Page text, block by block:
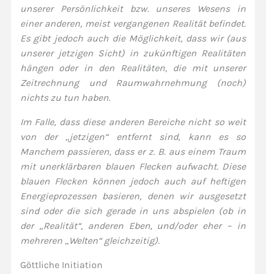
unserer Persönlichkeit bzw. unseres Wesens in
einer anderen, meist vergangenen Realität befindet.
Es gibt jedoch auch die Möglichkeit, dass wir (aus
unserer jetzigen Sicht) in zukünftigen Realitäten
hängen oder in den Realitäten, die mit unserer
Zeitrechnung und Raumwahrnehmung (noch)
nichts zu tun haben.
Im Falle, dass diese anderen Bereiche nicht so weit
von der „jetzigen“ entfernt sind, kann es so
Manchem passieren, dass er z. B. aus einem Traum
mit unerklärbaren blauen Flecken aufwacht. Diese
blauen Flecken können jedoch auch auf heftigen
Energieprozessen basieren, denen wir ausgesetzt
sind oder die sich gerade in uns abspielen (ob in
der „Realität“, anderen Eben, und/oder eher – in
mehreren „Welten“ gleichzeitig).
Göttliche Initiation